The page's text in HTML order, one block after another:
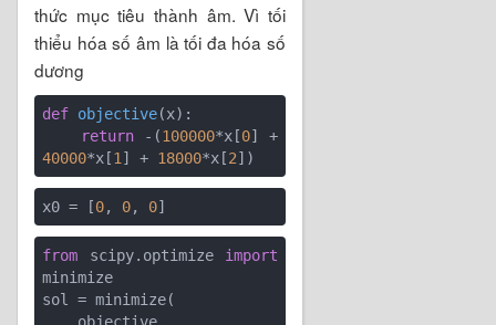
thức mục tiêu thành âm. Vì tối
thiểu hóa số âm là tối đa hóa số
dương
def objective(x) :
return -(100000*x[0
] +
40000*x[1 ] + 18000*x[2
x0 = [0, 0, 0
from scipy.optimize import
minimize
sol = minimize(